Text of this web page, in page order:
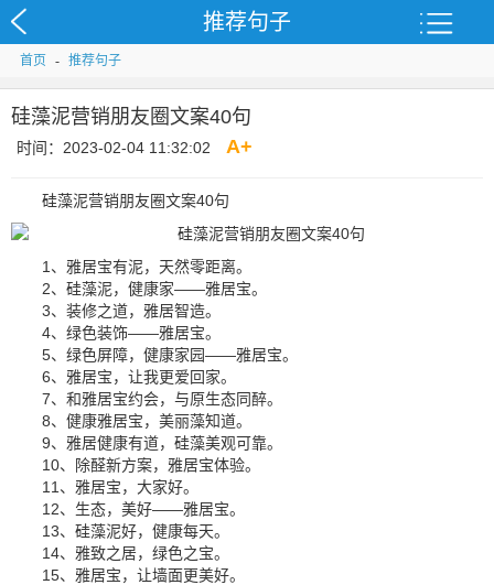
推荐句子
首页 - 推荐句子
硅藻泥营销朋友圈文案40句
时间：2023-02-04 11:32:02 A+
硅藻泥营销朋友圈文案40句
1、雅居宝有泥，天然零距离。
2、硅藻泥，健康家――雅居宝。
3、装修之道，雅居智造。
4、绿色装饰――雅居宝。
5、绿色屏障，健康家园――雅居宝。
6、雅居宝，让我更爱回家。
7、和雅居宝约会，与原生态同醉。
8、健康雅居宝，美丽藻知道。
9、雅居健康有道，硅藻美观可靠。
10、除醛新方案，雅居宝体验。
11、雅居宝，大家好。
12、生态，美好――雅居宝。
13、硅藻泥好，健康每天。
14、雅致之居，绿色之宝。
15、雅居宝，让墙面更美好。